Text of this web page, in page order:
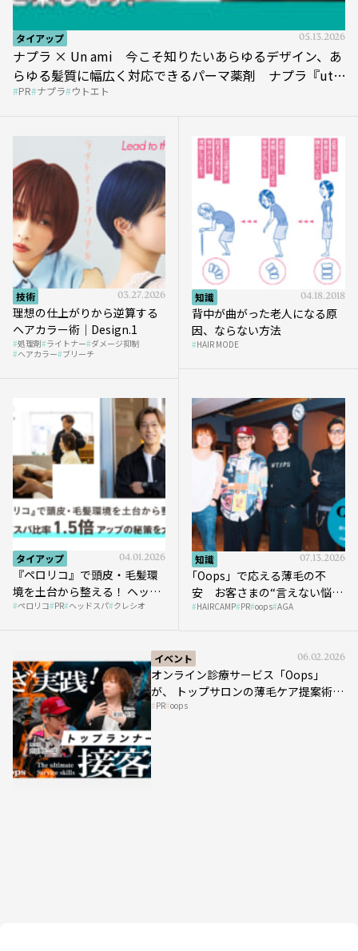
タイアップ 05.13.2026
ナプラ × Un ami 今こそ知りたいあらゆるデザイン、あ
らゆる髪質に幅広く対応できるパーマ薬剤 ナプラ『ut-
et』
PR ナプラ ウトエト
技術 03.27.2026
理想の仕上がりから逆算する
ヘアカラー術｜Design.1
処理剤 ライトナー ダメージ抑制
ヘアカラー ブリーチ
知識 04.18.2018
背中が曲がった老人になる原
因、ならない方法
HAIR MODE
タイアップ 04.01.2026
『ペロリコ』で頭皮・毛髪環
境を土台から整える！ ヘッド
スパ比率1.5倍アップの秘策を
ペロリコ PR ヘッドスパ クレシオ
知識 07.13.2026
｢Oops」で応える薄毛の不
安 お客さまの“言えない悩
み”にどう向き合う？ ＃01
HAIRCAMP PR oops AGA
イベント 06.02.2026
オンライン診療サービス「Oops」
が、 トップサロンの薄毛ケア提案術を
HAIRCAMPで公開！
PR oops